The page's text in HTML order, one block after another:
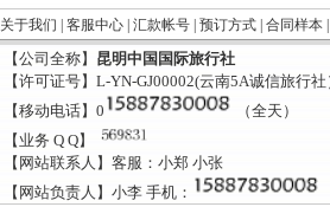
关于我们 客服中心| 汇款帐号| 预订方式| 合同样本
【公司全称】 昆明中国国际旅行社
【许可证号】L-YN-GJ00002(云南5A诚信旅行社
【移动电话】0
（全天）
【业务 Q Q】
【网站联系人】客服：小郑 小张
【网站负责人】小李 手机：